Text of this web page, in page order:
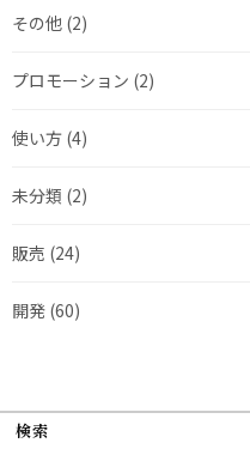
その他 (2)
プロモーション (2)
使い方 (4)
未分類 (2)
販売 (24)
開発 (60)
検索